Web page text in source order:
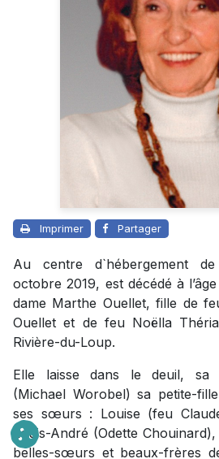
Imprimer Partager
Au centre d`hébergement
octobre 2019, est décédé à
dame Marthe Ouellet, fille de
Ouellet et de feu Noëlla
Rivière-du-Loup.
Elle laisse dans le deuil, sa
(Michael Worobel) sa petite-
ses sœurs : Louise (feu
Louis-André (Odette
belles-sœurs et beaux-frères